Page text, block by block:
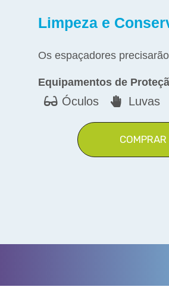
Limpeza e
Os espaçadores
Equipamentos de
Óculos Luvas
COMPRAR